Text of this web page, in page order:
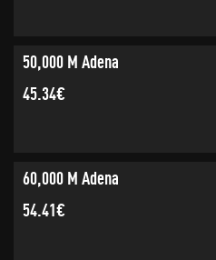
50,000 M Adena
45.34€
60,000 M Adena
54.41€